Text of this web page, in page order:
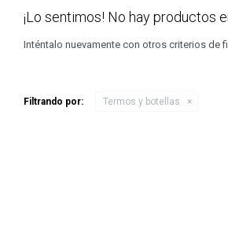
¡Lo sentimos! No hay productos
Inténtalo nuevamente con otros criterios de
Filtrando por: Termos y botellas